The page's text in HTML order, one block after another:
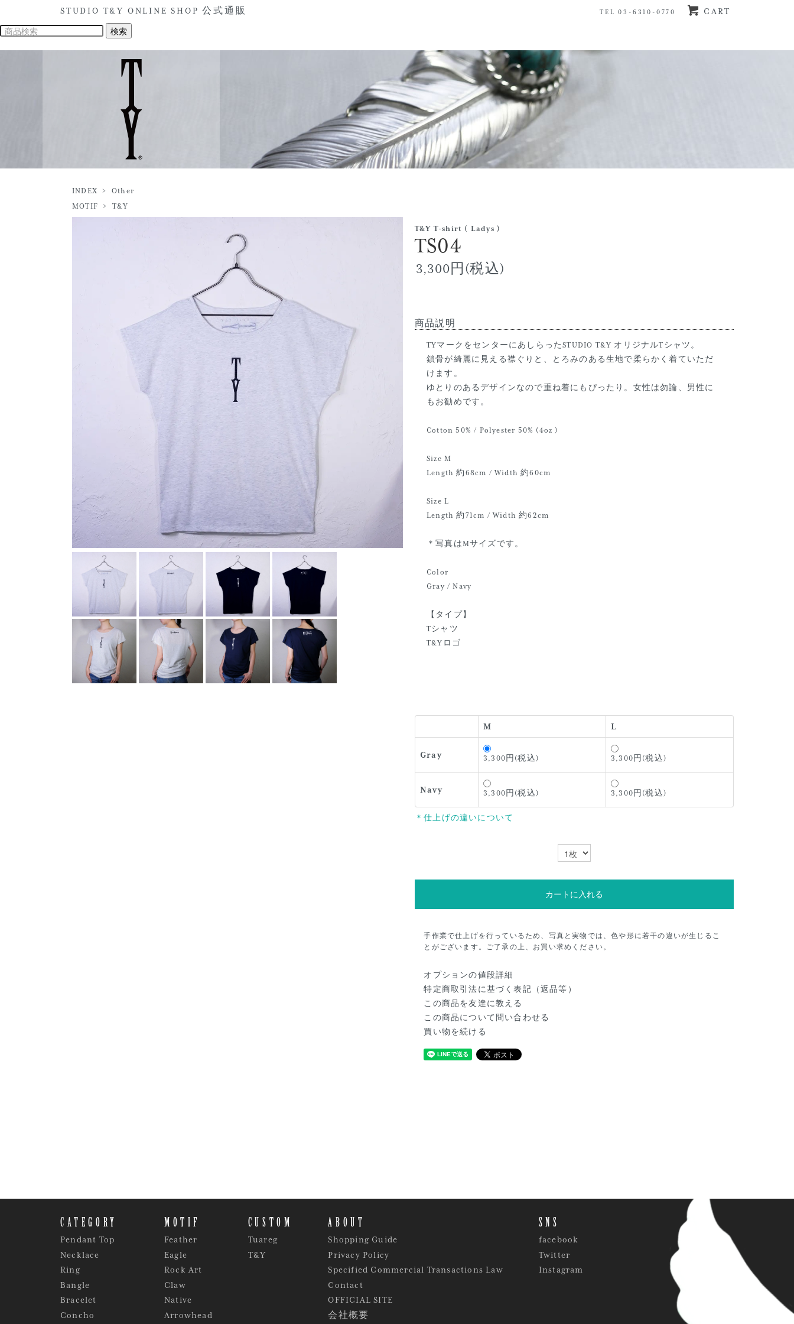
TEL 03-6310-0770 CART
STUDIO T&Y ONLINE SHOP 公式通販
INDEX >Other
MOTIF
>T&Y
T&Y T-shirt ( Ladys )
TS04
3,300円(税込)
商品説明
TYマークをセンターにあしらったSTUDIO T&Y オリジナルTシャツ。
鎖骨が綺麗に見える襟ぐりと、とろみのある生地で柔らかく着ていただ
けます。
ゆとりのあるデザインなので重ね着にもぴったり。女性は勿論、男性に
もお勧めです。
Cotton 50% / Polyester 50% (4oz )
Size M
Length 約68cm / Width 約60cm
Size L
Length 約71cm / Width 約62cm
＊写真はMサイズです。
Color
Gray / Navy
【タイプ】
Tシャツ
T&Yロゴ
M L
Gray 3,300円(税込) 3,300円(税込)
Navy 3,300円(税込) 3,300円(税込)
＊仕上げの違いについて
カートに入れる
手作業で仕上げを行っているため、写真と実物では、色や形に若干の違いが生じるこ
とがございます。ご了承の上、お買い求めください。
オプションの値段詳細
特定商取引法に基づく表記（返品等）
この商品を友達に教える
この商品について問い合わせる
買い物を続ける
CATEGORY
Pendant Top
Necklace
Ring
Bangle
Bracelet
Concho
MOTIF
Feather
Eagle
Rock Art
Claw
Native
Arrowhead
CUSTOM
Tuareg
T&Y
ABOUT
Shopping Guide
Privacy Policy
Specified Commercial Transactions Law
Contact
OFFICIAL SITE
会社概要
SNS
facebook
Twitter
Instagram